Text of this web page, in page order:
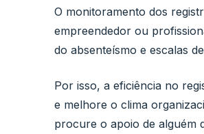
O monitoramento dos
empreendedor ou
do absenteísmo e escalas
Por isso, a eficiência no
e melhore o clima
procure o apoio de alguém